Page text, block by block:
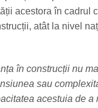
acestora în cadrul
atât la nivel
în construcții nu
sau
acestuia de a